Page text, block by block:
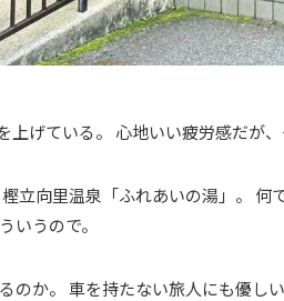
上げている。 心地いい疲労感だ
立向里温泉「ふれあいの湯」。
いうので。
か。 車を持たない旅人にも優し